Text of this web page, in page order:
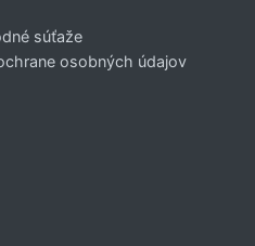
súťaže
osobných údajov